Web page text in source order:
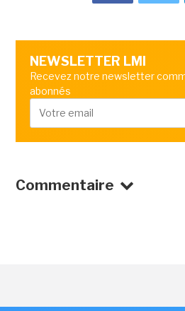
NEWSLETTER LMI
Recevez notre newsletter
abonnés
Commentaire